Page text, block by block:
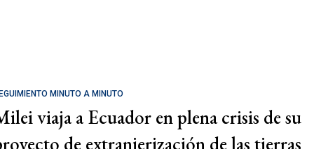
MINUTO A MINUTO
viaja a Ecuador en plena crisis de su
de extranjerización de las tierras